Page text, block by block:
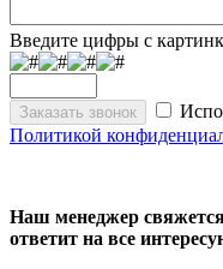
Введите цифры с
Политикой
Наш менеджер
ответит на все